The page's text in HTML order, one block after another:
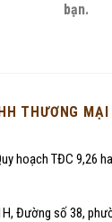
bạn.
THƯƠNG
hoạch TĐC 9,26
Đường số 38,